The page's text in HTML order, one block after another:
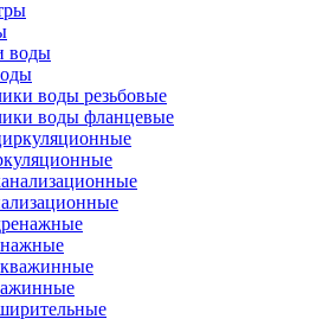
воды резьбовые
воды фланцевые